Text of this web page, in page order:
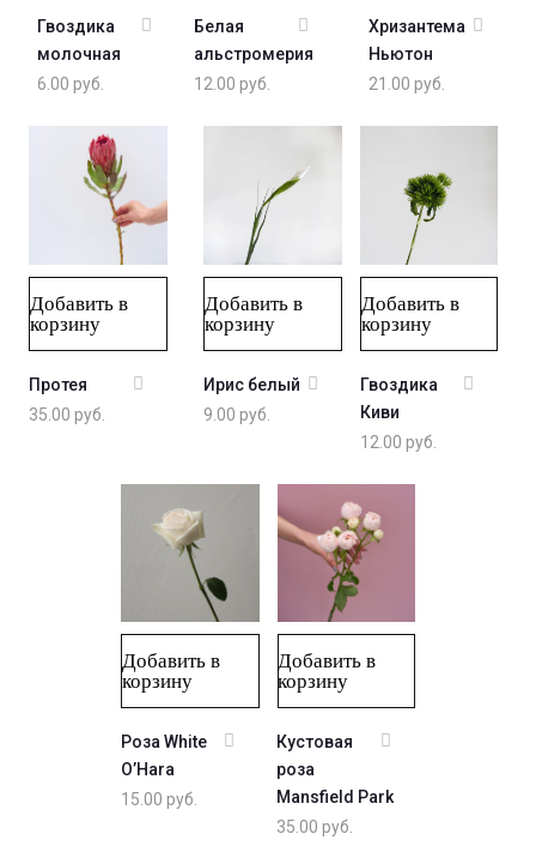
Гвоздика
молочная
6.00руб.
Белая
альстромерия
12.00руб.
Хризантема
Ньютон
21.00руб.
Добавить в
корзину
Протея
35.00 руб.
Добавить в
корзину
Ирис белый
9.00 руб.
Добавить в
корзину
Гвоздика
Киви
12.00 руб.
Добавить в
корзину
Роза White
O’Hara
15.00 руб.
Добавить в
корзину
Кустовая
роза
Mansfield Park
35.00руб.